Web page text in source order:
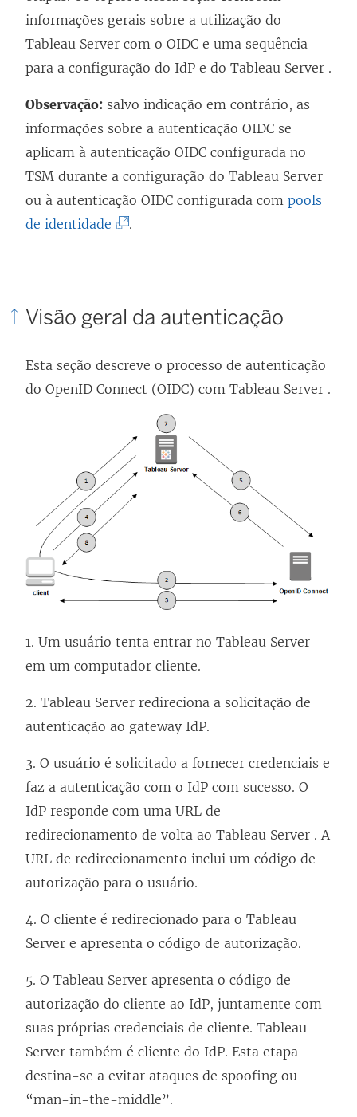
informações gerais sobre a utilização do
Tableau Server com o OIDC e uma sequência
para a configuração do IdP e do Tableau Server .
Observação: salvo indicação em contrário, as
informações sobre a autenticação OIDC se
aplicam à autenticação OIDC configurada no
TSM durante a configuração do Tableau Server
ou à autenticação OIDC configurada com pools
de identidade
n
a
b
e
m
n
a
j
l
a
.
Visão geral da autenticação
Esta seção descreve o processo de autenticação
do OpenID Connect (OIDC) com Tableau Server .
1. Um usuário tenta entrar no Tableau Server
em um computador cliente.
2. Tableau Server redireciona a solicitação de
autenticação ao gateway IdP.
3. O usuário é solicitado a fornecer credenciais e
faz a autenticação com o IdP com sucesso. O
IdP responde com uma URL de
redirecionamento de volta ao Tableau Server . A
URL de redirecionamento inclui um código de
autorização para o usuário.
4. O cliente é redirecionado para o Tableau
Server e apresenta o código de autorização.
5. O Tableau Server apresenta o código de
autorização do cliente ao IdP, juntamente com
suas próprias credenciais de cliente. Tableau
Server também é cliente do IdP. Esta etapa
destina-se a evitar ataques de spoofing ou
“man-in-the-middle”.